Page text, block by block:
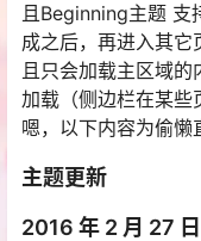
且Beginning主题 支
成之后，再进入其
且只会加载主区域
加载（侧边栏在某些
嗯，以下内容为偷懒
主题更新
2016 年 2 月 27